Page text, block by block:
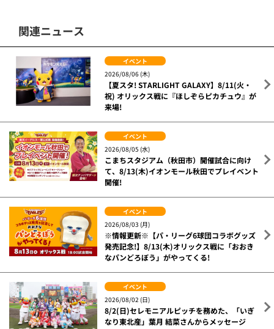
関連ニュース
イベント
2026/08/06 (木)
【夏スタ! STARLIGHT GALAXY】8/11(火・
祝) オリックス戦に『ほしぞらピカチュウ』が
来場!
イベント
2026/08/05 (水)
こまちスタジアム（秋田市）開催試合に向け
て、8/13(木)イオンモール秋田でプレイベント
開催!
イベント
2026/08/03 (月)
※情報更新※【パ・リーグ6球団コラボグッズ
発売記念!】8/13(木)オリックス戦に「おおき
なパンどろぼう」がやってくる!
イベント
2026/08/02 (日)
8/2(日)セレモニアルピッチを務めた、「いぎ
なり東北産」葉月 結菜さんからメッセージ